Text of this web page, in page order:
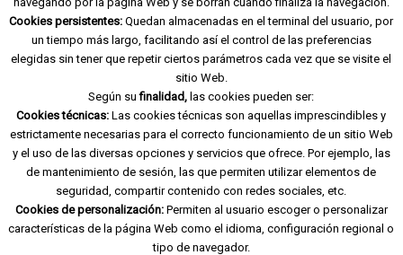
Cookies persistentes: Quedan almacenadas en el terminal del usuario, por
un tiempo más largo, facilitando así el control de las preferencias
elegidas sin tener que repetir ciertos parámetros cada vez que se visite el
sitio Web.
Según sufinalidad, las cookies pueden ser:
Cookies técnicas: Las cookies técnicas son aquellas imprescindibles y
estrictamente necesarias para el correcto funcionamiento de un sitio Web
y el uso de las diversas opciones y servicios que ofrece. Por ejemplo, las
de mantenimiento de sesión, las que permiten utilizar elementos de
seguridad, compartir contenido con redes sociales, etc.
Cookies de personalización:Permiten al usuario escoger o personalizar
características de la página Web como el idioma, configuración regional o
tipo de navegador.